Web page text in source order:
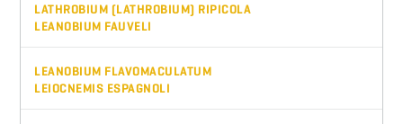
LATHROBIUM (LATHROBIUM) RIPICOLA
LEANOBIUM FAUVELI
LEANOBIUM FLAVOMACULATUM
LEIOCNEMIS ESPAGNOLI